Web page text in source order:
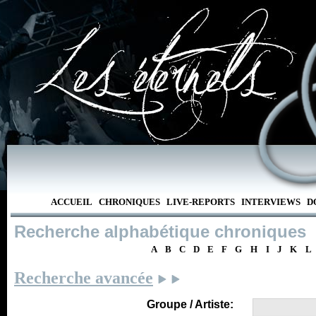
ACCUEIL CHRONIQUES LIVE-REPORTS INTERVIEWS
Recherche alphabétique chroniques
A B C D E F G H I J K L
Recherche avancée
Groupe / Artiste: